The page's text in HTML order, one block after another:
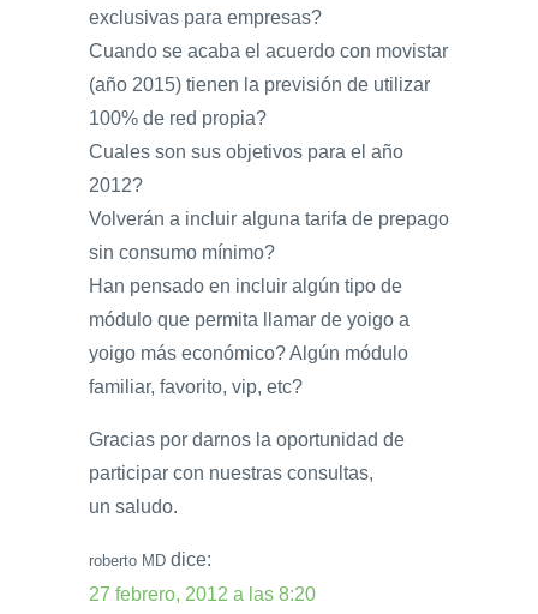
exclusivas para empresas?
Cuando se acaba el acuerdo con movistar
(año 2015) tienen la previsión de utilizar
100% de red propia?
Cuales son sus objetivos para el año
2012?
Volverán a incluir alguna tarifa de prepago
sin consumo mínimo?
Han pensado en incluir algún tipo de
módulo que permita llamar de yoigo a
yoigo más económico? Algún módulo
familiar, favorito, vip, etc?
Gracias por darnos la oportunidad de
participar con nuestras consultas,
un saludo.
roberto MD dice:
27 febrero, 2012 a las 8:20